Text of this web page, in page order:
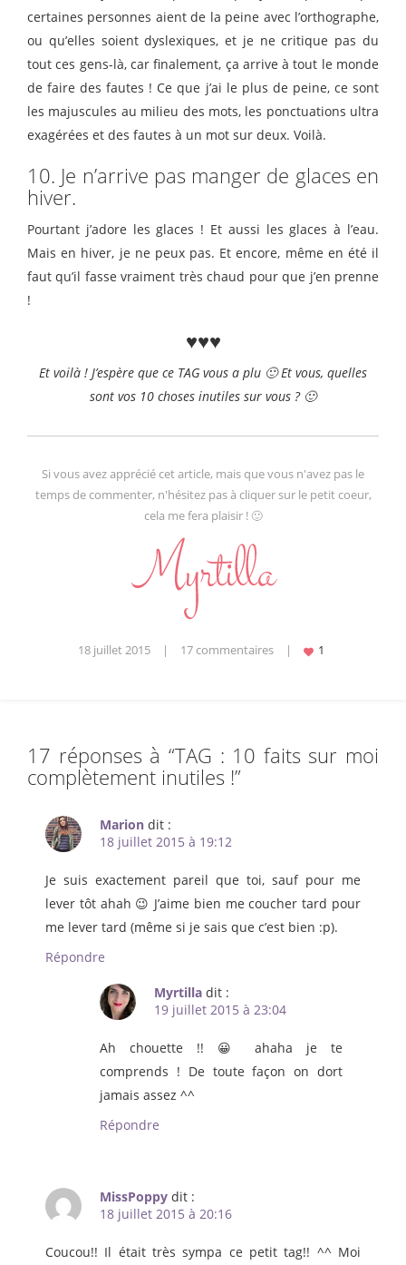
certaines personnes aient de la peine avec l’orthographe,
ou qu’elles soient dyslexiques, et je ne critique pas du
tout ces gens-là, car finalement, ça arrive à tout le monde
de faire des fautes ! Ce que j’ai le plus de peine, ce sont
les majuscules au milieu des mots, les ponctuations ultra
exagérées et des fautes à un mot sur deux. Voilà.
10. Je n’arrive pas manger de glaces en
hiver.
Pourtant j’adore les glaces ! Et aussi les glaces à l’eau.
Mais en hiver, je ne peux pas. Et encore, même en été il
faut qu’il fasse vraiment très chaud pour que j’en prenne
!
♥♥♥
Et voilà ! J’espère que ce TAG vous a plu 🙂 Et vous, quelles
sont vos 10 choses inutiles sur vous ? 🙂
Si vous avez apprécié cet article, mais que vous n'avez pas le
temps de commenter, n'hésitez pas à cliquer sur le petit coeur,
cela me fera plaisir ! 🙂
18 juillet 2015 | 17 commentaires |
17 réponses à “TAG : 10 faits sur moi
complètement inutiles !”
Marion dit :
18 juillet 2015 à 19:12
Je suis exactement pareil que toi, sauf pour me
lever tôt ahah 😉 J’aime bien me coucher tard pour
me lever tard (même si je sais que c’est bien :p).
Répondre
Myrtilla dit :
19 juillet 2015 à 23:04
Ah chouette !! 😀 ahaha je te
comprends ! De toute façon on dort
jamais assez ^^
Répondre
MissPoppy dit :
18 juillet 2015 à 20:16
Coucou!! Il était très sympa ce petit tag!! ^^ Moi